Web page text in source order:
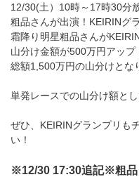
12/30(土）10時～17時30分
粗品さんが出演！KEIRINグ
霜降り明星粗品さんが
山分け金額が500万円アップ
総額1,500万円の山分けとな
単発レースでの山分け額と
ぜひ、KEIRINグランプリも
い！
※12/30 17:30追記※粗品